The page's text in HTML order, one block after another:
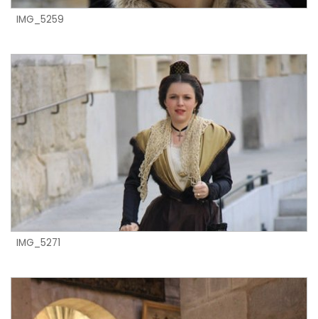
IMG_5259
IMG_5271